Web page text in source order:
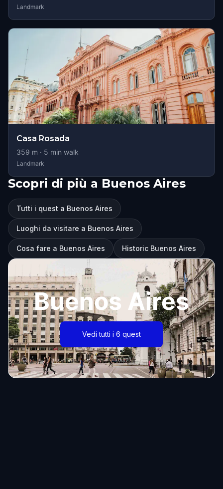
Landmark
Casa Rosada
359 m · 5 min walk
Landmark
Scopri di più a Buenos Aires
Tutti i quest a Buenos Aires
Luoghi da visitare a Buenos Aires
Cosa fare a Buenos Aires Historic Buenos Aires
Buenos Aires
Vedi tutti i 6 quest